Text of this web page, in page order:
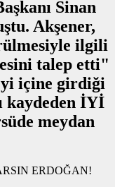
Sinan
Akşener,
ilgili
talep etti"
içine girdiği
kaydeden İYİ
meydan